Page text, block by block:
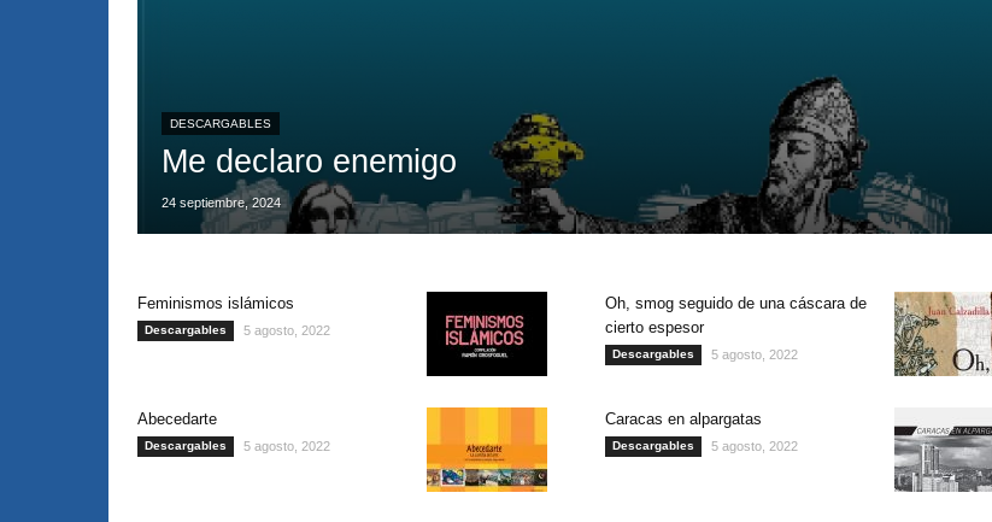
DESCARGABLES
Me declaro enemigo
24 septiembre, 2024
Feminismos islámicos
Descargables 5 agosto, 2022
Oh, smog seguido de una cáscara de
cierto espesor
Descargables 5 agosto, 2022
Abecedarte
Descargables 5 agosto, 2022
Caracas en alpargatas
Descargables 5 agosto, 2022